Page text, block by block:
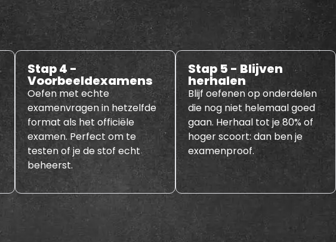
Stap 4 -
Voorbeeldexamens
Oefen met echte
examenvragen in hetzelfde
format als het officiële
examen. Perfect om te
testen of je de stof echt
beheerst.
Stap 5 - Blijven
herhalen
Blijf oefenen op onderdelen
die nog niet helemaal goed
gaan. Herhaal tot je 80% of
hoger scoort: dan ben je
examenproof.